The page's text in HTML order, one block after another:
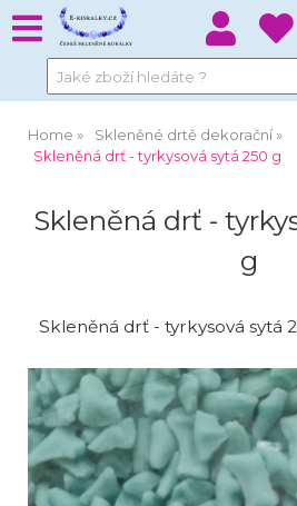
Home
Skleněné drtě dekorační
Skleněná drť - tyrkysová sytá 250 g
Skleněná drť -
g
Skleněná drť - tyrkysová sytá